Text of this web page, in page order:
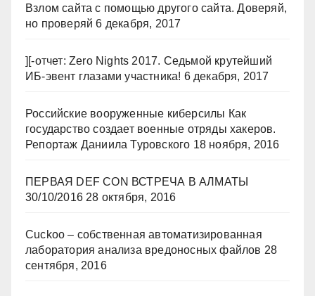
Взлом сайта с помощью другого сайта. Доверяй,
но проверяй 6 декабря, 2017
][-отчет: Zero Nights 2017. Седьмой крутейший
ИБ-эвент глазами участника! 6 декабря, 2017
Российские вооруженные киберсилы Как
государство создает военные отряды хакеров.
Репортаж Даниила Туровского 18 ноября, 2016
ПЕРВАЯ DEF CON ВСТРЕЧА В АЛМАТЫ
30/10/2016 28 октября, 2016
Cuckoo – собственная автоматизированная
лаборатория анализа вредоносных файлов 28
сентября, 2016